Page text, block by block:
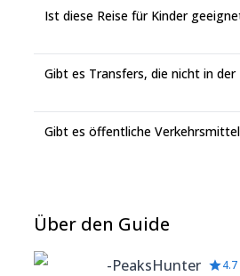
Ist diese Reise für Kinder
Gibt es Transfers, die nicht in
Gibt es öffentliche
Über den Guide
-PeaksHunter 4.7